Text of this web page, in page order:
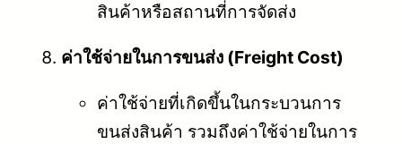
สินค้าหรือสถานที่การจัดส่ง
ค่าใช้จ่ายในการขนส่ง (Freight Cost)
ค่าใช้จ่ายที่เกิดขึ้นในกระบวนการ
ขนส่งสินค้า รวมถึงค่าใช้จ่ายในการ